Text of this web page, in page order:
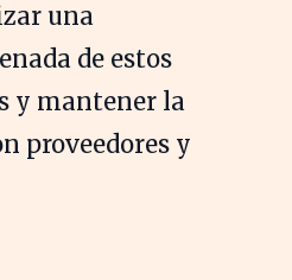
una
de estos
y mantener la
proveedores y